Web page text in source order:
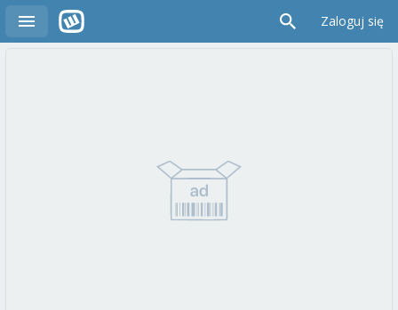
Zaloguj się